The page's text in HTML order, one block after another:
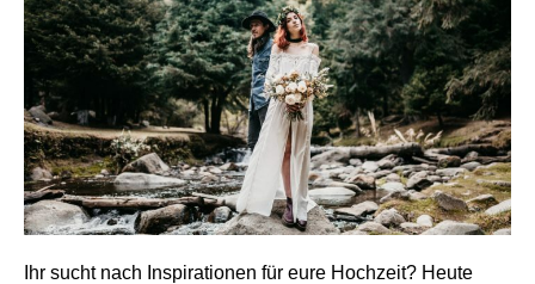
Ihr sucht nach Inspirationen für eure Hochzeit? Heute